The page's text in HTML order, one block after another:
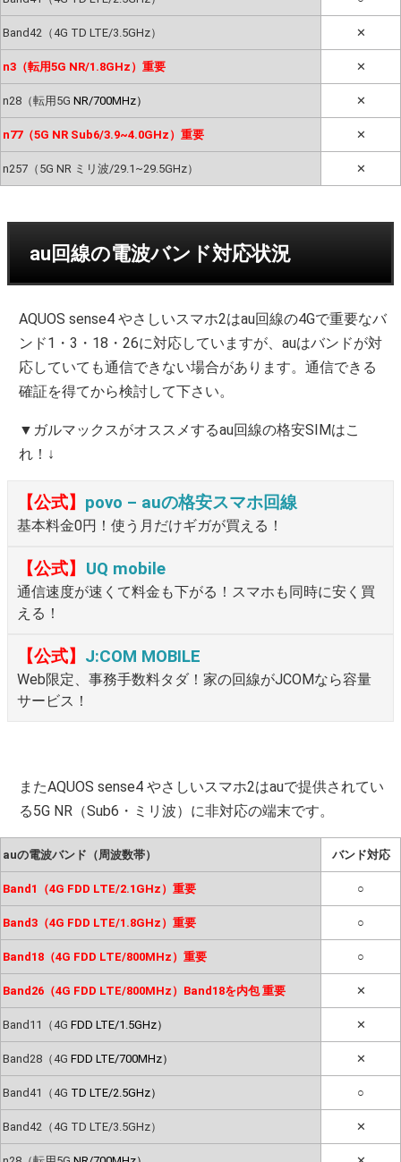
Band42（4G TD LTE/3.5GHz） ✕
n3（転用5G NR/1.8GHz）重要 ✕
n28（転用5G NR/700MHz） ✕
n77（5G NR Sub6/3.9~4.0GHz）重要 ✕
n257（5G NR ミリ波/29.1~29.5GHz） ✕
au回線の電波バンド対応状況
AQUOS sense4 やさしいスマホ2はau回線の4Gで重要なバ
ンド1・3・18・26に対応していますが、auはバンドが対
応していても通信できない場合があります。通信できる
確証を得てから検討して下さい。
▼ガルマックスがオススメするau回線の格安SIMはこ
れ！↓
【公式】 povo – auの格安スマホ回線
基本料金0円！使う月だけギガが買える！
【公式】 UQ mobile
通信速度が速くて料金も下がる！スマホも同時に安く買
える！
【公式】 J:COM MOBILE
Web限定、事務手数料タダ！家の回線がJCOMなら容量
サービス！
またAQUOS sense4 やさしいスマホ2はauで提供されてい
る5G NR（Sub6・ミリ波）に非対応の端末です。
auの電波バンド（周波数帯） バンド対応
Band1（4G FDD LTE/2.1GHz）重要 ○
Band3（4G FDD LTE/1.8GHz）重要 ○
Band18（4G FDD LTE/800MHz）重要 ○
Band26（4G FDD LTE/800MHz）Band18を内包 重要 ✕
Band11（4G FDD LTE/1.5GHz） ✕
Band28（4G FDD LTE/700MHz） ✕
Band41（4G TD LTE/2.5GHz） ○
Band42（4G TD LTE/3.5GHz） ✕